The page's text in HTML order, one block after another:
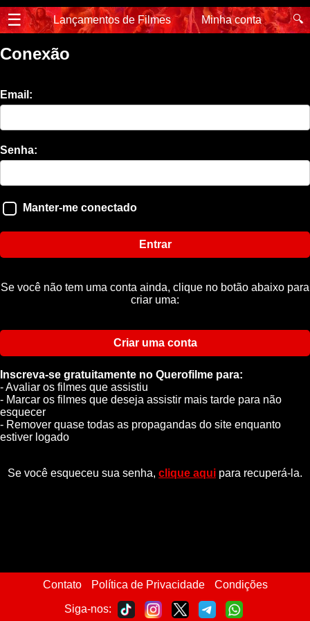
☰ Lançamentos de Filmes Minha conta 🔍
Conexão
Email:
Senha:
Manter-me conectado
Entrar
Se você não tem uma conta ainda, clique no botão abaixo para
criar uma:
Criar uma conta
Inscreva-se gratuitamente no Querofilme para:
- Avaliar os filmes que assistiu
- Marcar os filmes que deseja assistir mais tarde para não
esquecer
- Remover quase todas as propagandas do site enquanto
estiver logado
Se você esqueceu sua senha, clique aqui para recuperá-la.
Contato Política de Privacidade Condições
Siga-nos: